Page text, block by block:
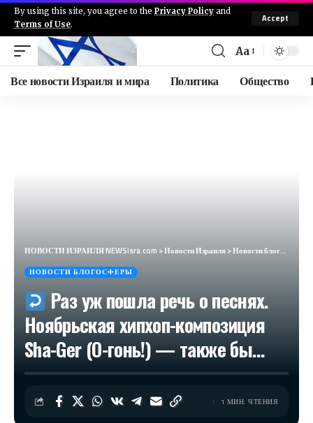
By using this site, you agree to the Privacy Policy and
Terms of Use.
Accept
Aa
Все новости Израиля и мира Политика Общество
НОВОСТИ ИЗРАИЛЯ NEWSisra.com >Новости Израиля>Новости блогосферы
НОВОСТИ БЛОГОСФЕРЫ
Раз уж пошла речь о песнях.
Ноябрьская хипхоп-композиция
Sha-Ger (О-гонь!) — также бы…
1 МИН. ЧТЕНИЯ